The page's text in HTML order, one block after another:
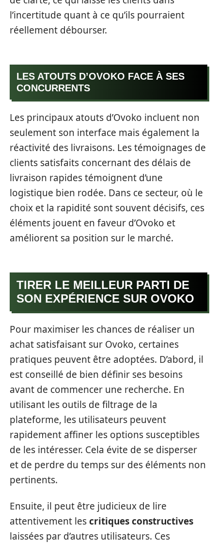
l’incertitude quant à ce qu’ils pourraient
réellement débourser.
LES ATOUTS D’OVOKO FACE À SES
CONCURRENTS
Les principaux atouts d’Ovoko incluent non
seulement son interface mais également la
réactivité des livraisons. Les témoignages de
clients satisfaits concernant des délais de
livraison rapides témoignent d’une
logistique bien rodée. Dans ce secteur, où le
choix et la rapidité sont souvent décisifs, ces
éléments jouent en faveur d’Ovoko et
améliorent sa position sur le marché.
TIRER LE MEILLEUR PARTI DE
SON EXPÉRIENCE SUR OVOKO
Pour maximiser les chances de réaliser un
achat satisfaisant sur Ovoko, certaines
pratiques peuvent être adoptées. D’abord, il
est conseillé de bien définir ses besoins
avant de commencer une recherche. En
utilisant les outils de filtrage de la
plateforme, les utilisateurs peuvent
rapidement affiner les options susceptibles
de les intéresser. Cela évite de se disperser
et de perdre du temps sur des éléments non
pertinents.
Ensuite, il peut être judicieux de lire
attentivement lescritiques constructives
laissées par d’autres utilisateurs. Ces